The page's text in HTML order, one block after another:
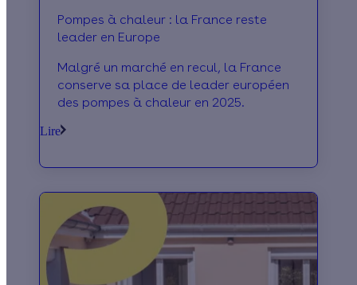
Pompes à chaleur : la France reste
leader en Europe
Malgré un marché en recul, la France
conserve sa place de leader européen
des pompes à chaleur en 2025.
Lire